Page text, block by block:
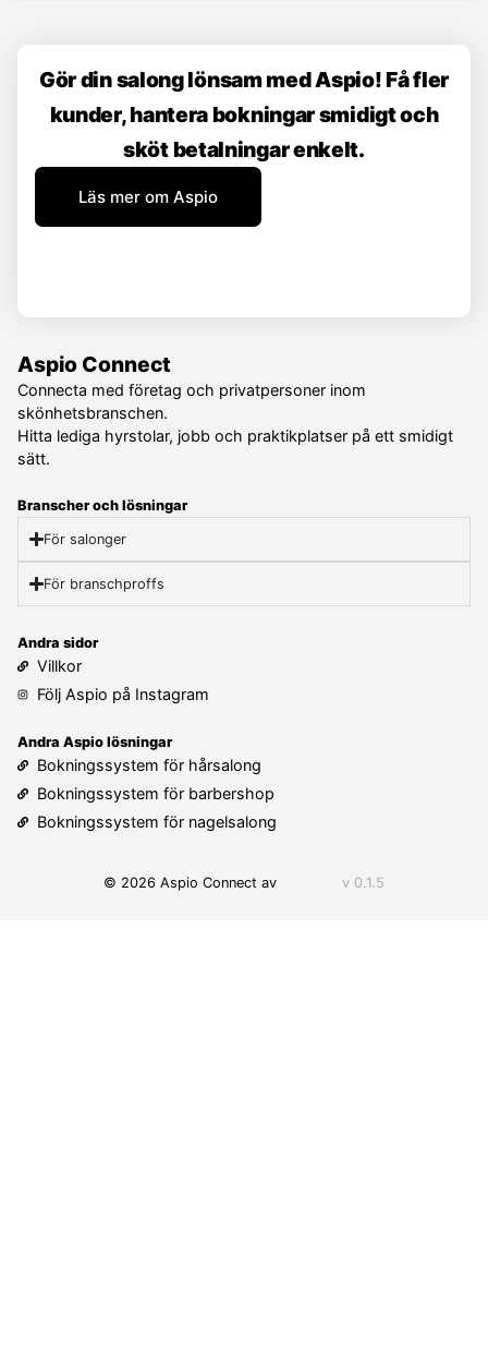
Gör din salong lönsam med Aspio! Få fler
kunder, hantera bokningar smidigt och
sköt betalningar enkelt.
Läs mer om Aspio
Aspio Connect
Connecta med företag och privatpersoner inom
skönhetsbranschen.
Hitta lediga hyrstolar, jobb och praktikplatser på ett smidigt
sätt.
Branscher och lösningar
För salonger
För branschproffs
Andra sidor
Villkor
Följ Aspio på Instagram
Andra Aspio lösningar
Bokningssystem för hårsalong
Bokningssystem för barbershop
Bokningssystem för nagelsalong
© 2026 Aspio Connect av v 0.1.5